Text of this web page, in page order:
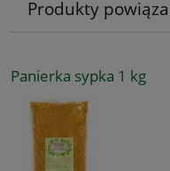
Produkty
Panierka sypka 1 kg